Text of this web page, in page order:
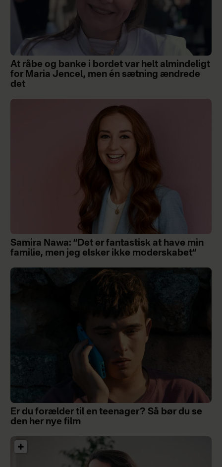
At råbe og banke i bordet var helt almindeligt
for Maria Jencel, men én sætning ændrede
det
Samira Nawa: ”Det er fantastisk at have min
familie, men jeg elsker ikke moderskabet”
Er du forælder til en teenager? Så bør du se
den her nye film